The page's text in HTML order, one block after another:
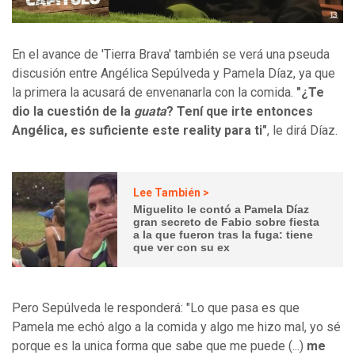
En el avance de 'Tierra Brava' también se verá una pseuda
discusión entre Angélica Sepúlveda y Pamela Díaz, ya que
la primera la acusará de envenanarla con la comida. "¿Te
dio la cuestión de la guata? Tení que irte entonces
Angélica, es suficiente este reality para ti", le dirá Díaz.
Lee También >
Miguelito le contó a Pamela Díaz
gran secreto de Fabio sobre fiesta
a la que fueron tras la fuga: tiene
que ver con su ex
Pero Sepúlveda le responderá: "Lo que pasa es que
Pamela me echó algo a la comida y algo me hizo mal, yo sé
porque es la unica forma que sabe que me puede (...) me